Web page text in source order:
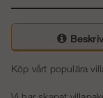
Köp vårt populära